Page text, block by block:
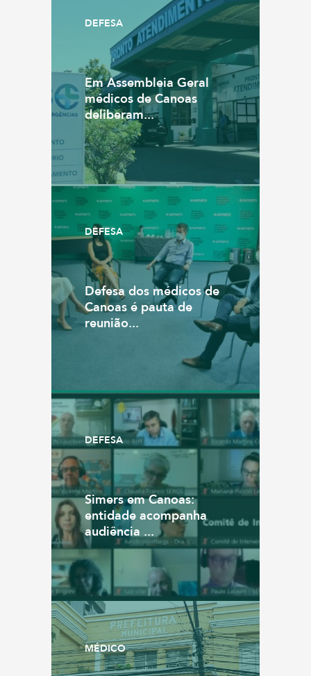
DEFESA
Em Assembleia Geral
médicos de Canoas
deliberam...
DEFESA
Defesa dos médicos de
Canoas é pauta de
reunião...
DEFESA
Simers em Canoas:
entidade acompanha
audiência ...
MÉDICO